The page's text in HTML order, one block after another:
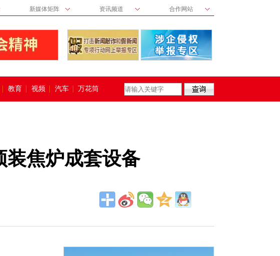
新媒体矩阵 资讯频道 合作网站
教育 视频 汽车 万花筒
装焦炉成套设备